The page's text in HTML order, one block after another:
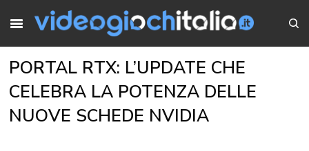
PORTAL RTX: L’UPDATE CHE
CELEBRA LA POTENZA DELLE
NUOVE SCHEDE NVIDIA